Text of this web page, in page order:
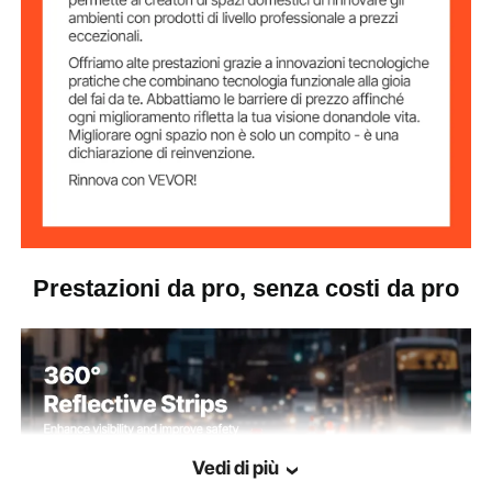
Peso 5,2 libbre / 2,35 kg
Prestazioni da pro, senza costi da pro
Vedi di più